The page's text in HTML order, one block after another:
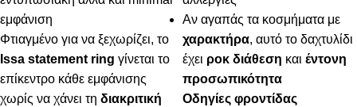
εμφάνιση
Φτιαγμένο για να ξεχωρίζει, το
Issa statement ring γίνεται το
επίκεντρο κάθε εμφάνισης
χωρίς να χάνει τη διακριτική
Αν αγαπάς τα κοσμήματα με
χαρακτήρα, αυτό το δαχτυλίδι
έχει ροκ διάθεση και έντονη
προσωπικότητα
Οδηγίες φροντίδας